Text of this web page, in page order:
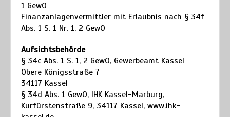
1 GewO
Finanzanlagenvermittler mit Erlaubnis nach § 34f
Abs. 1 S. 1 Nr. 1, 2 GewO
Aufsichtsbehörde
§ 34c Abs. 1 S. 1, 2 GewO, Gewerbeamt Kassel
Obere Königsstraße 7
34117 Kassel
§ 34d Abs. 1 GewO, IHK Kassel-Marburg,
Kurfürstenstraße 9, 34117 Kassel, www.ihk-